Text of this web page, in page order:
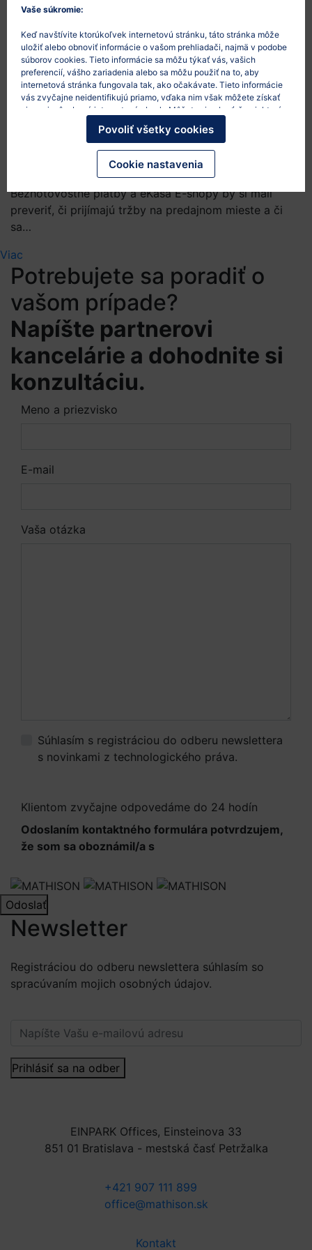
shopy v roku 2026: platby,
reklamácie, obaly, AI a
marketing
26/5/2026
Rok 2026 prinesie e-shopom viacero praktických
legislatívnych tém. Najviac sa dotknú tých, ktorí majú
osobný odber, používajú environmentálne tvrdenia,
spolupracujú s influencermi, využívajú AI nástroje
alebo riešia balenie zásielok vo väčšom objeme.
Bezhotovostné platby a eKasa E-shopy by si mali
preveriť, či prijímajú tržby na predajnom mieste a či
sa…
Viac
Potrebujete sa poradiť o
vašom prípade?
Napíšte partnerovi
kancelárie a dohodnite si
konzultáciu.
Meno a priezvisko
E-mail
Vaša otázka
Súhlasím s registráciou do odberu newslettera
s novinkami z technologického práva.
Klientom zvyčajne odpovedáme do 24 hodín
Odoslaním kontaktného formulára potvrdzujem,
že som sa oboznámil/a s
Odoslať
Newsletter
Registráciou do odberu newslettera súhlasím so
spracúvaním mojich osobných údajov.
Prihlásiť sa na odber
EINPARK Offices, Einsteinova 33
851 01 Bratislava - mestská časť Petržalka
+421 907 111 899
office@mathison.sk
Kontakt
Vaše súkromie:
Keď navštívite ktorúkoľvek internetovú stránku, táto stránka môže
uložiť alebo obnoviť informácie o vašom prehliadači, najmä v podobe
súborov cookies. Tieto informácie sa môžu týkať vás, vašich
preferencií, vášho zariadenia alebo sa môžu použiť na to, aby
internetová stránka fungovala tak, ako očakávate. Tieto informácie
vás zvyčajne neidentifikujú priamo, vďaka nim však môžete získať
viac prispôsobený internetový obsah. Môžete si vybrať, že niektoré
typy súborov cookies nepovolíte. Po kliknutí na nadpisy rôznych
kategórií sa dozviete viac a zmeníte svoje predvolené nastavenia.
Mali by ste však vedieť, že blokovanie niektorých súborov cookies
môže ovplyvniť vašu skúsenosť so stránkou a služby, ktoré vám
Cookie nastavenia
Povoliť všetky cookies